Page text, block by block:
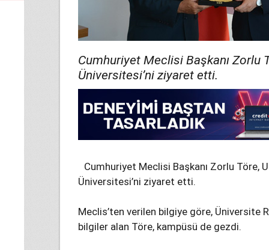
Cumhuriyet Meclisi Başkanı Zorlu
Üniversitesi’ni ziyaret etti.
Cumhuriyet Meclisi Başkanı Zorlu Töre,
Üniversitesi’ni ziyaret etti.
Meclis’ten verilen bilgiye göre, Üniversite
bilgiler alan Töre, kampüsü de gezdi.